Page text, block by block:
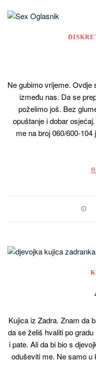
Ne gubimo vrijeme.
između nas. Da se
poželimo još. Bez
opuštanje i dobar
me na broj 060/600-
Kujica iz Zadra. Znam da
da se želiš hvaliti po
i pate. Ali da bi bio s
oduševiti me. Ne samo